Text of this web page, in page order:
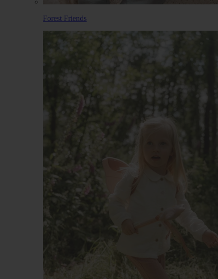
Forest Friends